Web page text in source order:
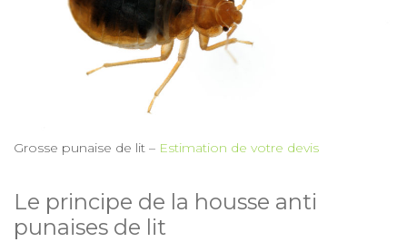
Grosse punaise de lit – Estimation de votre devis
Le principe de la housse anti
punaises de lit